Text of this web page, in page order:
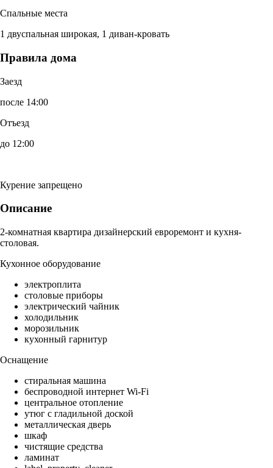
Спальные места
1 двуспальная широкая, 1 диван-кровать
Правила дома
Заезд
после 14:00
Отъезд
до 12:00
Курение запрещено
Описание
2-комнатная квартира дизайнерский евроремонт и кухня-
столовая.
Кухонное оборудование
электроплита
столовые приборы
электрический чайник
холодильник
морозильник
кухонный гарнитур
Оснащение
стиральная машина
беспроводной интернет Wi-Fi
центральное отопление
утюг с гладильной доской
металлическая дверь
шкаф
чистящие средства
ламинат